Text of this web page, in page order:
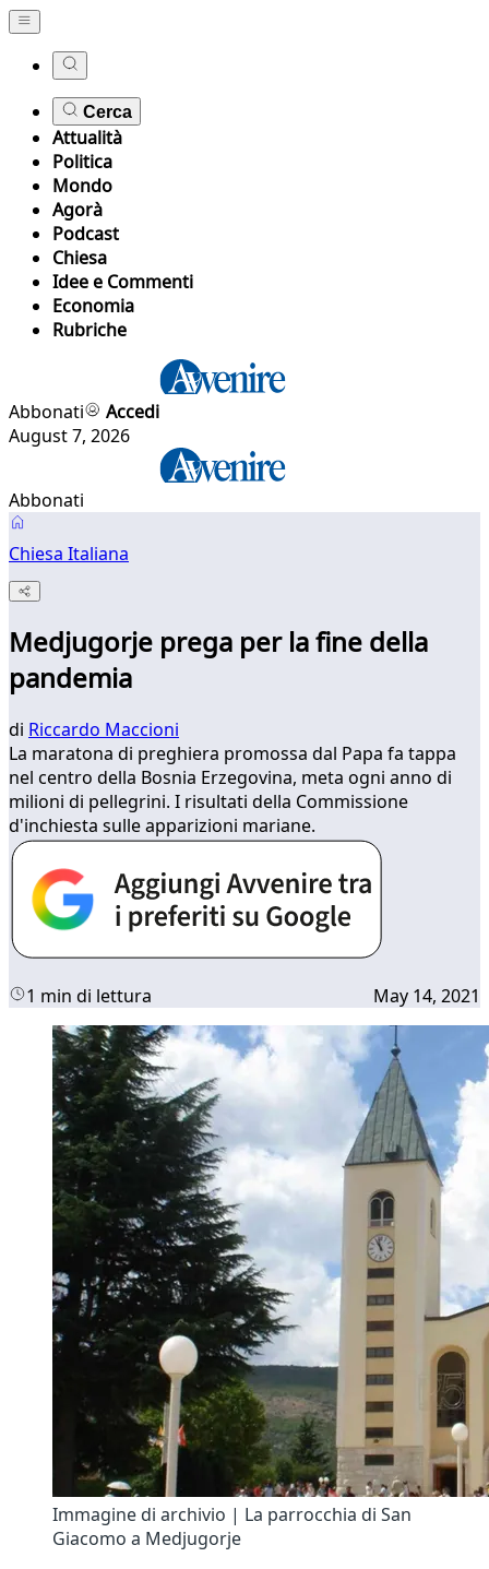
Cerca
Attualità
Politica
Mondo
Agorà
Podcast
Chiesa
Idee e Commenti
Economia
Rubriche
Abbonati
Accedi
August 7, 2026
Abbonati
Chiesa Italiana
Medjugorje prega per la fine della
pandemia
di Riccardo Maccioni
La maratona di preghiera promossa dal Papa fa tappa
nel centro della Bosnia Erzegovina, meta ogni anno di
milioni di pellegrini. I risultati della Commissione
d'inchiesta sulle apparizioni mariane.
1 min di lettura May 14, 2021
Immagine di archivio | La parrocchia di San
Giacomo a Medjugorje